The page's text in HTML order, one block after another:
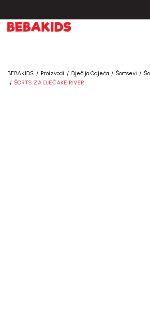
BEBAKIDS Proizvodi Dječija Odjeća Šortsevi
ŠORTS ZA DJEČAKE RIVER